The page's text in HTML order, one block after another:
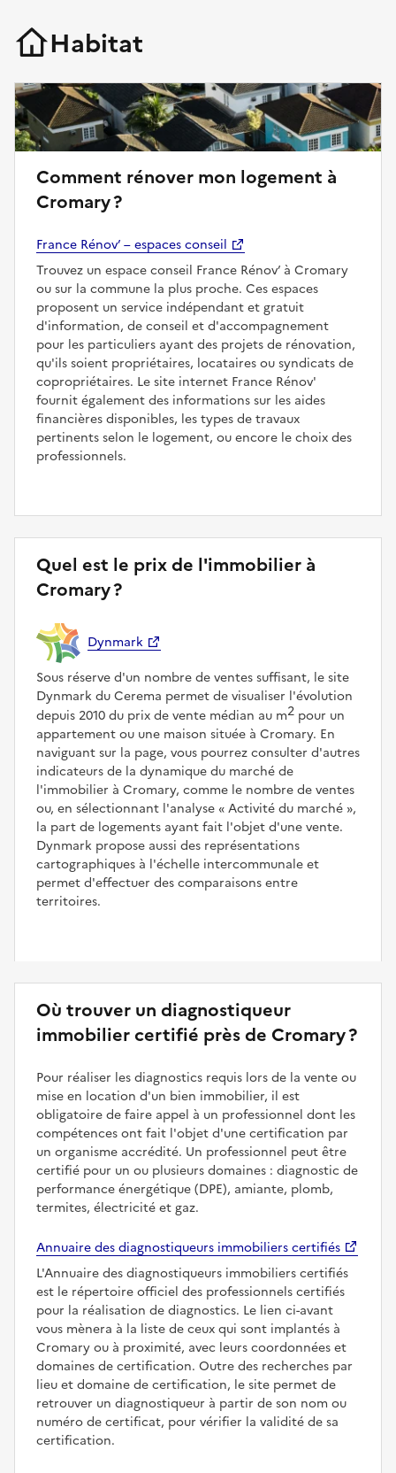
Habitat
Comment rénover mon logement à
Cromary ?
France Rénov’ – espaces conseil
Trouvez un espace conseil France Rénov’ à Cromary
ou sur la commune la plus proche. Ces espaces
proposent un service indépendant et gratuit
d'information, de conseil et d'accompagnement
pour les particuliers ayant des projets de rénovation,
qu'ils soient propriétaires, locataires ou syndicats de
copropriétaires. Le site internet France Rénov'
fournit également des informations sur les aides
financières disponibles, les types de travaux
pertinents selon le logement, ou encore le choix des
professionnels.
Quel est le prix de l'immobilier à
Cromary ?
Dynmark
Sous réserve d'un nombre de ventes suffisant, le site
Dynmark du Cerema permet de visualiser l'évolution
depuis 2010 du prix de vente médian au m2 pour un
appartement ou une maison située à Cromary. En
naviguant sur la page, vous pourrez consulter d'autres
indicateurs de la dynamique du marché de
l'immobilier à Cromary, comme le nombre de ventes
ou, en sélectionnant l'analyse
Activité du marché ,
la part de logements ayant fait l'objet d'une vente.
Dynmark propose aussi des représentations
cartographiques à l'échelle intercommunale et
permet d'effectuer des comparaisons entre
territoires.
Où trouver un diagnostiqueur
immobilier certifié près de Cromary ?
Pour réaliser les diagnostics requis lors de la vente ou
mise en location d'un bien immobilier, il est
obligatoire de faire appel à un professionnel dont les
compétences ont fait l'objet d'une certification par
un organisme accrédité. Un professionnel peut être
certifié pour un ou plusieurs domaines : diagnostic de
performance énergétique (DPE), amiante, plomb,
termites, électricité et gaz.
Annuaire des diagnostiqueurs immobiliers certifiés
L'Annuaire des diagnostiqueurs immobiliers certifiés
est le répertoire officiel des professionnels certifiés
pour la réalisation de diagnostics. Le lien ci-avant
vous mènera à la liste de ceux qui sont implantés à
Cromary ou à proximité, avec leurs coordonnées et
domaines de certification. Outre des recherches par
lieu et domaine de certification, le site permet de
retrouver un diagnostiqueur à partir de son nom ou
numéro de certificat, pour vérifier la validité de sa
certification.